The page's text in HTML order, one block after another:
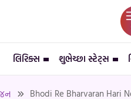
લિરિક્સ શુભેચ્છા સ્ટેટ્સ
Bhodi Re Bharvaran Hari